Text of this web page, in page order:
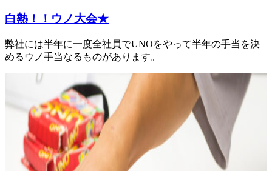
白熱！！ウノ大会★
弊社には半年に一度全社員でUNOをやって半年の手当を決
めるウノ手当なるものがあります。